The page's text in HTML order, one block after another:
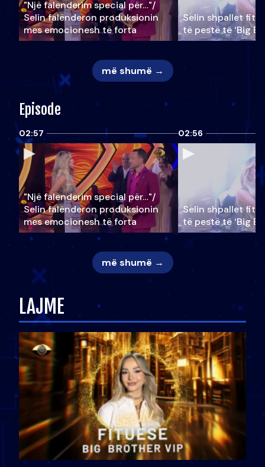
"Një falenderim special për…"/
Selin falënderon produksionin
mes emocionesh të forta
Selin shpallet
të pestë të ‘Big
më shumë →
Episode
02:57
"Një falenderim special për…"/
Selin falënderon produksionin
mes emocionesh të forta
02:56
Selin shpallet
të pestë të ‘Big
më shumë →
LAJME